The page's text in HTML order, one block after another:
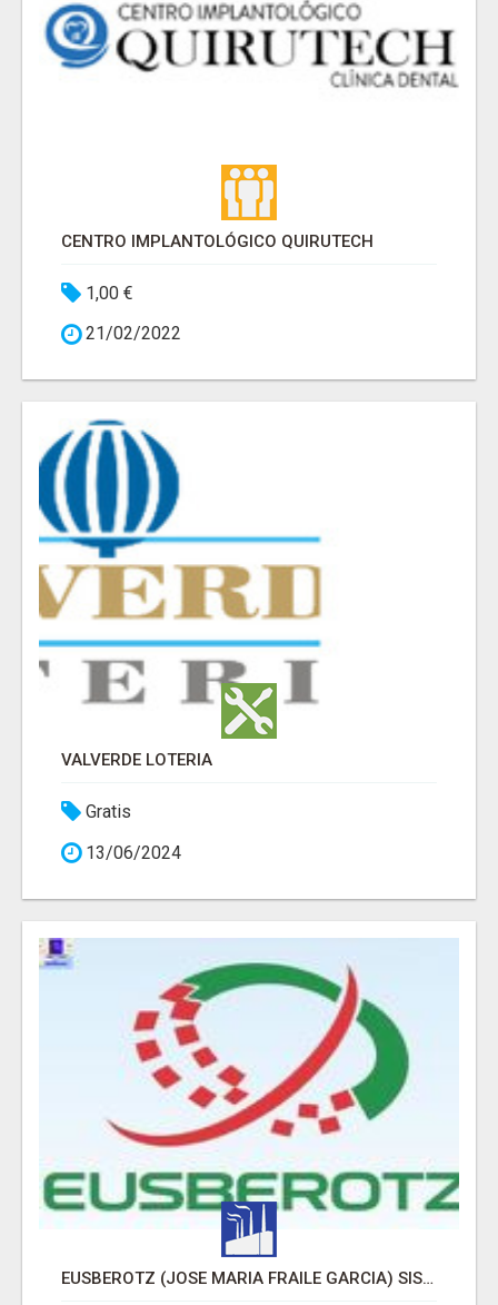
CENTRO IMPLANTOLÓGICO QUIRUTECH
1,00 €
21/02/2022
VALVERDE LOTERIA
Gratis
13/06/2024
EUSBEROTZ (JOSE MARIA FRAILE GARCIA) SISTEMAS DE CLIMATIZACIÓN